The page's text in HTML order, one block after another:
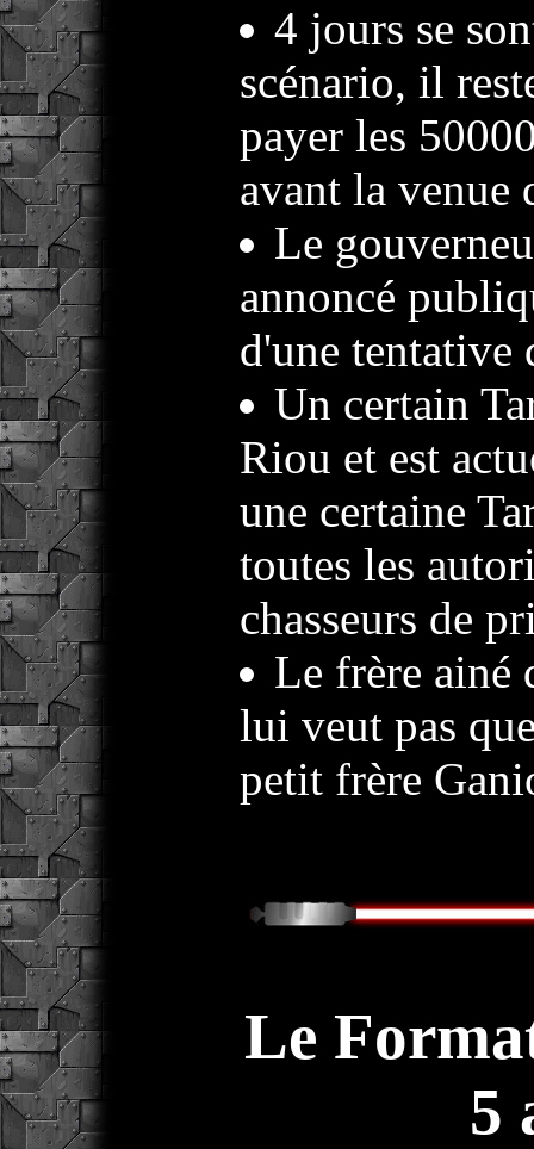
4 jours se
scénario, il
payer les
avant la venue
Le
annoncé
d'une tentative
Un certain
Riou et est
une certaine
toutes les
chasseurs de
Le frère ainé
lui veut pas
petit frère
Le
5